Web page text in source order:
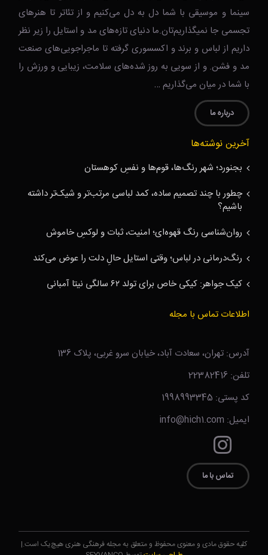
سینما و موسیقی با شما دل به دل می‌کنیم و از تئاتر تا هنرهای
تجسمی جا نمیگذاریم‌تان.ما دنیای تازه‌های مد و استایل را زیر نظر
داریم از لباس و برند و اکسسوری گرفته تا ماجراجویی‌های صنعت
مد و فشن. و از سویی به روز شده‌های سلامت، زیبایی و ورزش را
با شما در میان می‌گذاریم …
درباره ما
آخرین نوشته‌ها
بجنورد؛ شهر رنگ‌ها، قوم‌ها و نفسِ کوهستان
چطور با چند تصمیم ساده، کمد لباسی مرتب‌تر و شیک‌تر داشته
باشیم؟
روان‌شناسی رنگ قهوه‌ای؛ امنیت، ثبات و لوکسِ خاموش
رنگ‌درمانی در لباس؛ وقتی استایل حالِ دلت را عوض می‌کند
کیک جواهر: کیکی خاص برای تولد ۶۲ سالگی نیتا آمبانی
اطلاعات تماس با مجله
آدرس: تهران، سعادت آباد، خیابان سرو غربی، پلاک 136
تلفن: 22382416
کد پستی: 1998993345
ایمیل: info@hich1.com
تماس با ما
کلیه حقوق مادی و معنوی محفوظ و متعلق به مجله فرهنگی هنری هیچ‌یک است.|